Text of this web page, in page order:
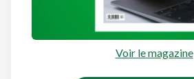
Voir le magazine